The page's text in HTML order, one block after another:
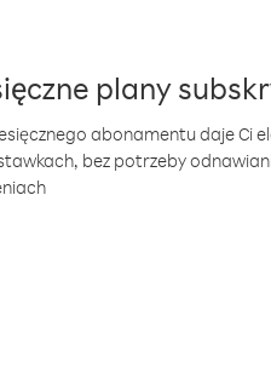
plany
abonamentu daje Ci
bez potrzeby